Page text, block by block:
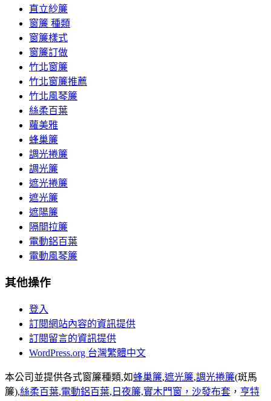
直立紗簾
窗簾 種類
窗簾樣式
窗簾訂做
竹北窗簾
竹北窗簾推薦
竹北風琴簾
絲柔百葉
蘿美雅
蜂巢簾
調光捲簾
調光簾
遮光捲簾
遮光簾
遮陽簾
隔間拉簾
電動鋁百葉
電動風琴簾
其他操作
登入
訂閱網站內容的資訊提供
訂閱留言的資訊提供
WordPress.org 台灣繁體中文
本公司並提供各式窗簾種類,如蜂巢簾,遮光簾,調光捲簾(斑馬
簾),絲柔百葉,電動鋁百葉, 日夜簾,實木門窗， 沙發布套 ， 亨特